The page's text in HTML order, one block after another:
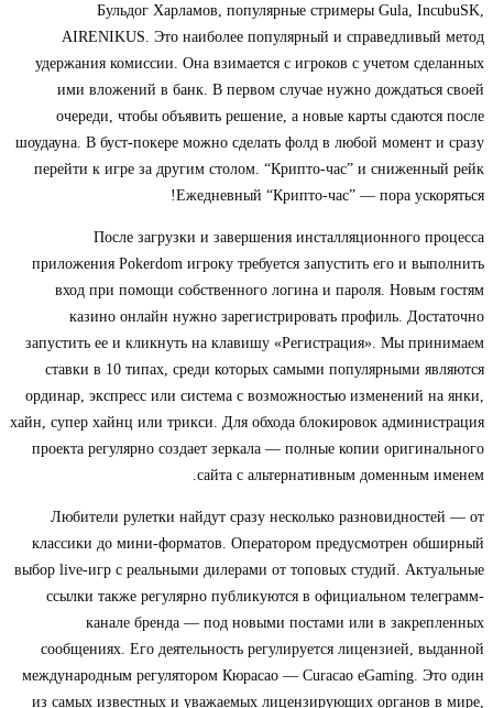
Бульдог Харламов, популярные стримеры Gula, IncubuSK,
AIRENIKUS. Это наиболее популярный и справедливый метод
удержания комиссии. Она взимается с игроков с учетом сделанных
ими вложений в банк. В первом случае нужно дождаться своей
очереди, чтобы объявить решение, а новые карты сдаются после
шоудауна. В буст-покере можно сделать фолд в любой момент и сразу
перейти к игре за другим столом. “Крипто-час” и сниженный рейк
Ежедневный “Крипто-час” — пора ускоряться!
После загрузки и завершения инсталляционного процесса
приложения Pokerdom игроку требуется запустить его и выполнить
вход при помощи собственного логина и пароля. Новым гостям
казино онлайн нужно зарегистрировать профиль. Достаточно
запустить ее и кликнуть на клавишу «Регистрация». Мы принимаем
ставки в 10 типах, среди которых самыми популярными являются
ординар, экспресс или система с возможностью изменений на янки,
хайн, супер хайнц или трикси. Для обхода блокировок администрация
проекта регулярно создает зеркала — полные копии оригинального
сайта с альтернативным доменным именем.
Любители рулетки найдут сразу несколько разновидностей — от
классики до мини-форматов. Оператором предусмотрен обширный
выбор live-игр с реальными дилерами от топовых студий. Актуальные
ссылки также регулярно публикуются в официальном телеграмм-
канале бренда — под новыми постами или в закрепленных
сообщениях. Его деятельность регулируется лицензией, выданной
международным регулятором Кюрасао — Curacao eGaming. Это один
из самых известных и уважаемых лицензирующих органов в мире,